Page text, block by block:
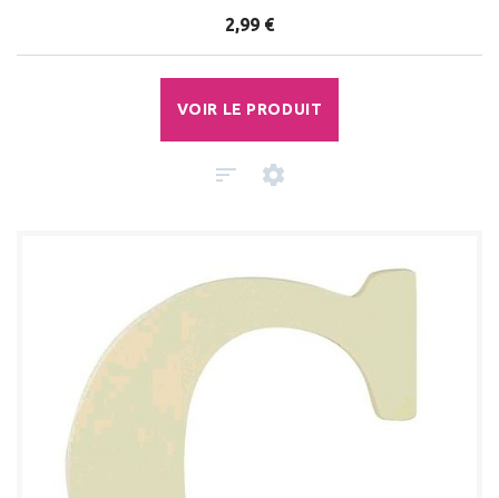
2,99 €
VOIR LE PRODUIT